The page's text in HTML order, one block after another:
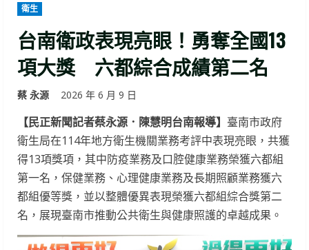
衛生
台南衛政表現亮眼！勇奪全國13
項大獎 六都綜合成績第二名
蔡 永源 2026 年 6 月 9 日
【民正新聞記者蔡永源．陳慧明台南報導】 臺南市政府
衛生局在114年地方衛生機關業務考評中表現亮眼，共獲
得13項獎項，其中防疫業務及口腔健康業務榮獲六都組
第一名，保健業務、心理健康業務及長期照顧業務獲六
都組優等獎，並以整體優異表現榮獲六都組綜合獎第二
名，展現臺南市推動公共衛生與健康照護的卓越成果。